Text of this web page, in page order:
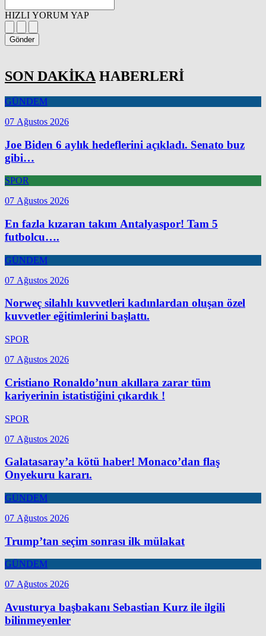
HIZLI YORUM YAP
Gönder
SON DAKİKA HABERLERİ
GÜNDEM
07 Ağustos 2026
Joe Biden 6 aylık hedeflerini açıkladı. Senato buz
gibi…
SPOR
07 Ağustos 2026
En fazla kızaran takım Antalyaspor! Tam 5
futbolcu….
GÜNDEM
07 Ağustos 2026
Norweç silahlı kuvvetleri kadınlardan oluşan özel
kuvvetler eğitimlerini başlattı.
SPOR
07 Ağustos 2026
Cristiano Ronaldo’nun akıllara zarar tüm
kariyerinin istatistiğini çıkardık !
SPOR
07 Ağustos 2026
Galatasaray’a kötü haber! Monaco’dan flaş
Onyekuru kararı.
GÜNDEM
07 Ağustos 2026
Trump’tan seçim sonrası ilk mülakat
GÜNDEM
07 Ağustos 2026
Avusturya başbakanı Sebastian Kurz ile ilgili
bilinmeyenler